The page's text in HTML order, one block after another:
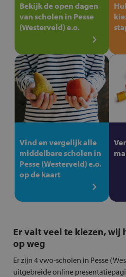
Bekijk de open dagen
van scholen in Pesse
(Westerveld) e.o.
Vind en vergelijk alle
middelbare scholen in
Pesse (Westerveld) e.o.
op de kaart
Er valt veel te kiezen, wij
op weg
Er zijn 4 vwo-scholen in Pesse
uitgebreide online